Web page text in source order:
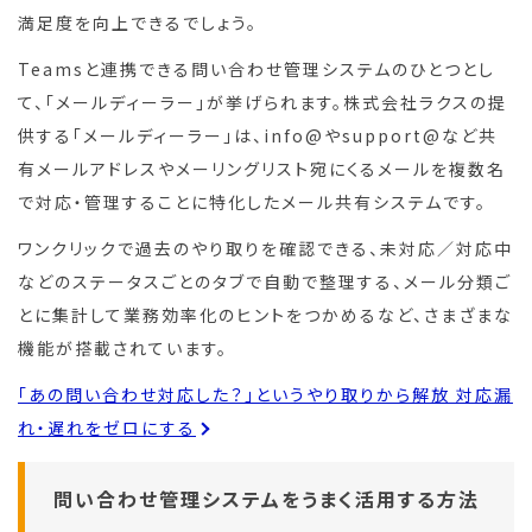
満足度を向上できるでしょう。
Teamsと連携できる問い合わせ管理システムのひとつとし
て、「メールディーラー」が挙げられます。株式会社ラクスの提
供する「メールディーラー」は、info@やsupport@など共
有メールアドレスやメーリングリスト宛にくるメールを複数名
で対応・管理することに特化したメール共有システムです。
ワンクリックで過去のやり取りを確認できる、未対応／対応中
などのステータスごとのタブで自動で整理する、メール分類ご
とに集計して業務効率化のヒントをつかめるなど、さまざまな
機能が搭載されています。
「あの問い合わせ対応した？」というやり取りから解放 対応漏
れ・遅れをゼロにする
問い合わせ管理システムをうまく活用する方法